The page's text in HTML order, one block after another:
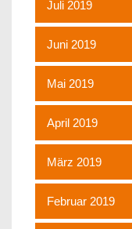
Juli 2019
Juni 2019
Mai 2019
April 2019
März 2019
Februar 2019